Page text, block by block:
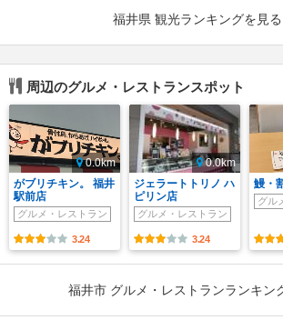
福井県 観光ランキングを見る
周辺のグルメ・レストランスポット
0.0km
がブリチキン。 福井
駅前店
グルメ・レストラン
3.24
0.0km
ジェラートトリノ ハ
ピリン店
グルメ・レストラン
3.24
鰻・
グル
福井市 グルメ・レストランランキン